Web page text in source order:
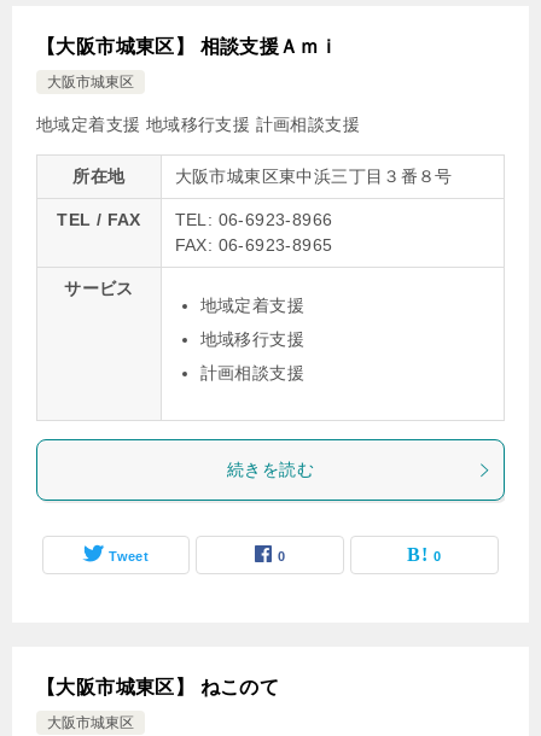
【大阪市城東区】 相談支援Ａｍｉ
大阪市城東区
地域定着支援 地域移行支援 計画相談支援
所在地 大阪市城東区東中浜三丁目３番８号
TEL / FAX
TEL: 06-6923-8966
FAX: 06-6923-8965
サービス
地域定着支援
地域移行支援
計画相談支援
続きを読む
Tweet 0 0
【大阪市城東区】 ねこのて
大阪市城東区